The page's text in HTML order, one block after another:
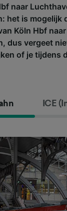
naar
het is mogelijk
Köln Hbf
dus vergeet
of je tijdens
ICE